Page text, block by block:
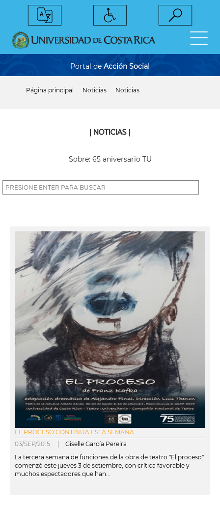
Portal de Acción Social
Página principal Noticias Noticias
| NOTICIAS |
Sobre: 65 aniversario TU
EL PROCESO CONTINÚA ESTA SEMANA
03/SEP/2015 | Giselle García Pereira
La tercera semana de funciones de la obra de teatro "El proceso"
comenzó este jueves 3 de setiembre, con crítica favorable y
muchos espectadores que han...